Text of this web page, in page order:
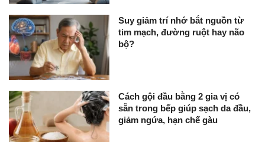
Suy giảm trí nhớ bắt nguồn từ
tim mạch, đường ruột hay não
bộ?
Cách gội đầu bằng 2 gia vị có
sẵn trong bếp giúp sạch da đầu,
giảm ngứa, hạn chế gàu